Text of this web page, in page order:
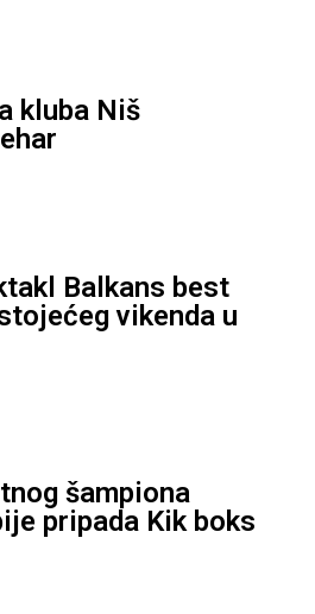
kluba Niš
Balkans best
vikenda u
šampiona
pripada Kik boks